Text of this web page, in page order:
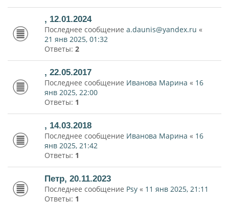
, 12.01.2024
Последнее сообщение a.daunis@yandex.ru «
21 янв 2025, 01:32
Ответы: 2
, 22.05.2017
Последнее сообщение Иванова Марина « 16
янв 2025, 22:00
Ответы: 1
, 14.03.2018
Последнее сообщение Иванова Марина « 16
янв 2025, 21:42
Ответы: 1
Петр, 20.11.2023
Последнее сообщение Psy « 11 янв 2025, 21:11
Ответы: 1